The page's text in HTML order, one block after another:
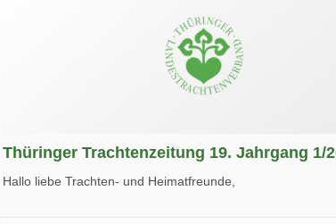
Thüringer Trachtenzeitung 19. Jahrgang 1/
Hallo liebe Trachten- und Heimatfreunde,